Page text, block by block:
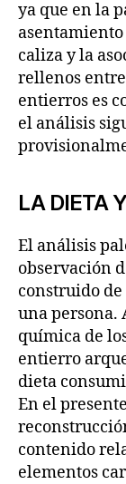
ya que en la
caliza y la
rellenos
entierros es
el análisis
LA DIETA
El análisis
observación
construido
una persona.
química de
entierro
dieta
En el
contenido
elementos